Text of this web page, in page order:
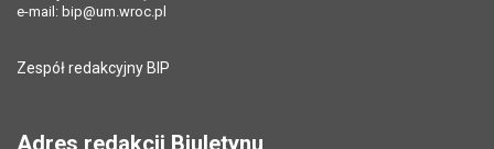
Data ostatniej aktualizacji:
Adres e-mail znajomego
Pytanie antyspamowe
e-mail: bip@um.wroc.pl
Zespół redakcyjny BIP
Adres redakcji Biuletynu